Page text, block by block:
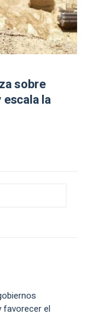
sobre
la
favorecer el